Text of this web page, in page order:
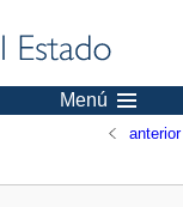
Menú
anterior